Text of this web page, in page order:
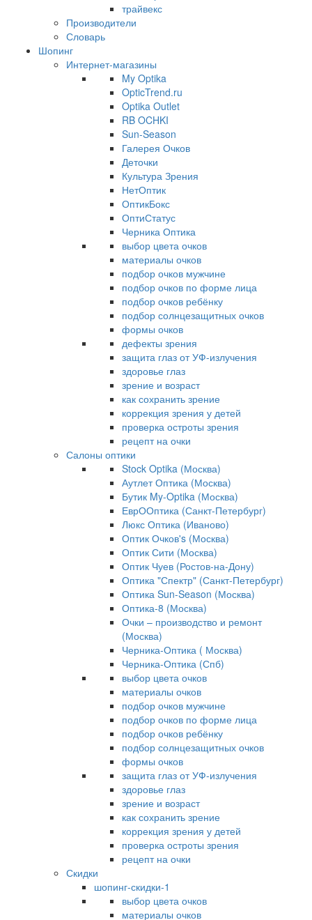
трайвекс
Производители
Словарь
Шопинг
Интернет-магазины
My Optika
OpticTrend.ru
Optika Outlet
RB OCHKI
Sun-Season
Галерея Очков
Деточки
Культура Зрения
НетОптик
ОптикБокс
ОптиСтатус
Черника Оптика
выбор цвета очков
материалы очков
подбор очков мужчине
подбор очков по форме лица
подбор очков ребёнку
подбор солнцезащитных очков
формы очков
дефекты зрения
защита глаз от УФ-излучения
здоровье глаз
зрение и возраст
как сохранить зрение
коррекция зрения у детей
проверка остроты зрения
рецепт на очки
Салоны оптики
Stock Optika (Москва)
Аутлет Оптика (Москва)
Бутик My-Optika (Москва)
ЕврООптика (Санкт-Петербург)
Люкс Оптика (Иваново)
Оптик Очков's (Москва)
Оптик Сити (Москва)
Оптик Чуев (Ростов-на-Дону)
Оптика "Спектр" (Санкт-Петербург)
Оптика Sun-Season (Москва)
Оптика-8 (Москва)
Очки – производство и ремонт
(Москва)
Черника-Оптика ( Москва)
Черника-Оптика (Спб)
выбор цвета очков
материалы очков
подбор очков мужчине
подбор очков по форме лица
подбор очков ребёнку
подбор солнцезащитных очков
формы очков
защита глаз от УФ-излучения
здоровье глаз
зрение и возраст
как сохранить зрение
коррекция зрения у детей
проверка остроты зрения
рецепт на очки
Скидки
шопинг-скидки-1
выбор цвета очков
материалы очков